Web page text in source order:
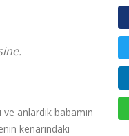
anlardık babamın
kenarındaki